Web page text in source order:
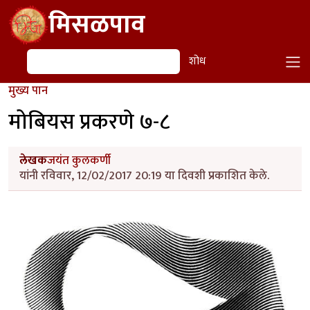
Skip to main contentमिसळपाव
शोध शोध
मुख्य पान
मोबियस प्रकरणे ७-८
लेखकजयंत कुलकर्णी
यांनी रविवार, 12/02/2017 20:19 या दिवशी प्रकाशित केले.